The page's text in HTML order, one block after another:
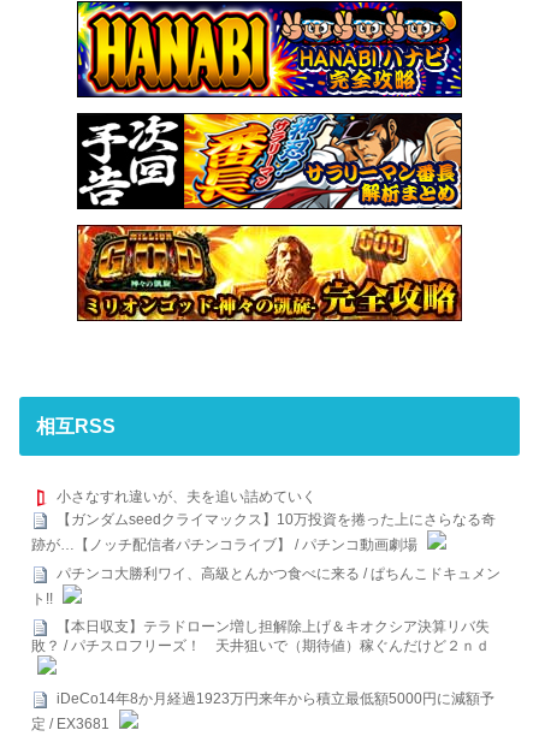
相互RSS
小さなすれ違いが、夫を追い詰めていく
【ガンダムseedクライマックス】10万投資を捲った上にさらなる奇
跡が…【ノッチ配信者パチンコライブ】 / パチンコ動画劇場
パチンコ大勝利ワイ、高級とんかつ食べに来る / ぱちんこドキュメン
ト!!
【本日収支】テラドローン増し担解除上げ＆キオクシア決算リバ失
敗？ / パチスロフリーズ！ 天井狙いで（期待値）稼ぐんだけど２ｎｄ
iDeCo14年8か月経過1923万円来年から積立最低額5000円に減額予
定 / EX3681